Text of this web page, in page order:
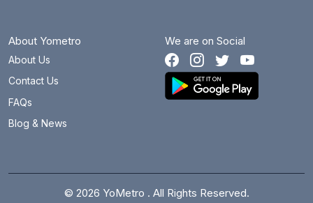
நந்தனம்
நேரு பூங்கா
புது வண்ணாரப்பேட்டை
About Yometro
About Us
Contact Us
FAQs
Blog & News
We are on Social
© 2026 YoMetro . All Rights Reserved.